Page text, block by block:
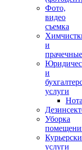
Фото,
видео
съемка
и
прачечные
и
услуги
Уборка
услуги